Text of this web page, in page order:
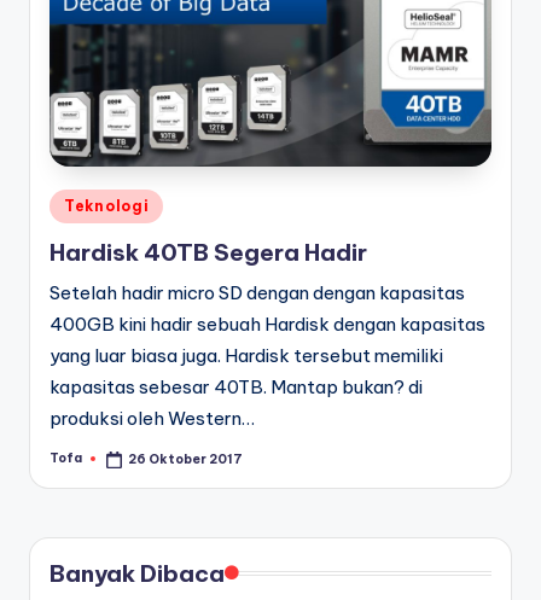
Posted
Teknologi
Hardisk 40TB Segera Hadir
Setelah hadir micro SD dengan dengan kapasitas
400GB kini hadir sebuah Hardisk dengan kapasitas
yang luar biasa juga. Hardisk tersebut memiliki
kapasitas sebesar 40TB. Mantap bukan? di
produksi oleh Western…
Posted
Tofa 26 Oktober 2017
Banyak Dibaca